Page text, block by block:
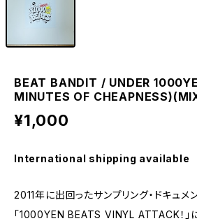
BEAT BANDIT / UNDER
MINUTES OF
¥1,000
International shipping available
2011年に出回ったサンプリング・ドキュメ
「1000YEN BEATS VINYL ATTACK！」